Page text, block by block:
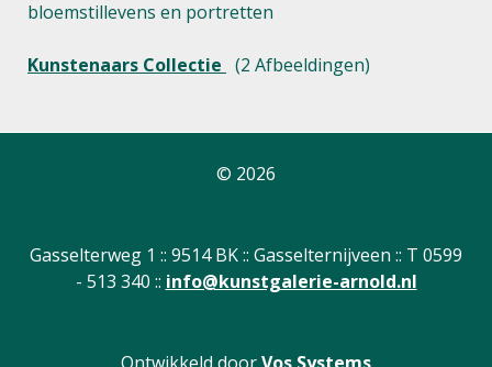
bloemstillevens en portretten
Kunstenaars Collectie (2 Afbeeldingen)
© 2026
Gasselterweg 1 :: 9514 BK :: Gasselternijveen :: T 0599
- 513 340 :: info@kunstgalerie-arnold.nl